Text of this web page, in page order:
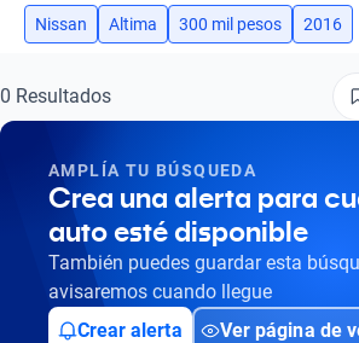
Busca por marca
Busca por versión
Busca por año
Nissan Altima 300 mil pesos 2016
0 Resultados
AMPLÍA TU BÚSQUEDA
Crea una alerta para
auto esté disponible
También puedes guardar esta
avisaremos cuando llegue
Crear alerta
Ver página de